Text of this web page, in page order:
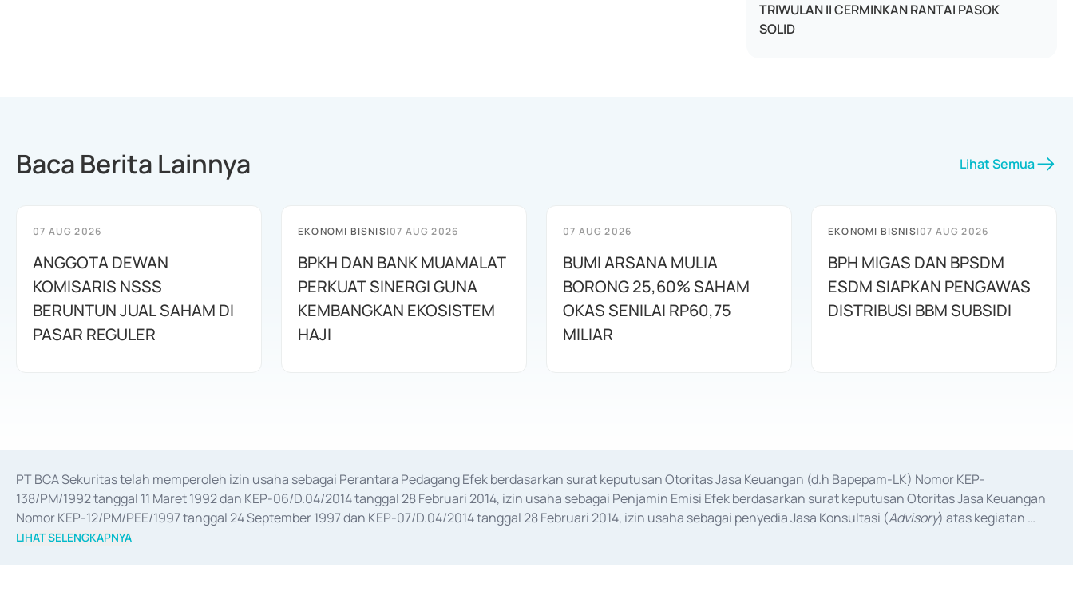
TRIWULAN II CERMINKAN RANTAI PASOK
SOLID
Baca Berita Lainnya Lihat Semua
07 AUG 2026
ANGGOTA DEWAN
KOMISARIS NSSS
BERUNTUN JUAL SAHAM DI
PASAR REGULER
EKONOMI BISNIS|07 AUG 2026
BPKH DAN BANK MUAMALAT
PERKUAT SINERGI GUNA
KEMBANGKAN EKOSISTEM
HAJI
07 AUG 2026
BUMI ARSANA MULIA
BORONG 25,60% SAHAM
OKAS SENILAI RP60,75
MILIAR
EKONOMI BISNIS|07 AUG 2026
BPH MIGAS DAN BPSDM
ESDM SIAPKAN PENGAWAS
DISTRIBUSI BBM SUBSIDI
PT BCA Sekuritas telah memperoleh izin usaha sebagai Perantara Pedagang Efek berdasarkan surat keputusan Otoritas Jasa Keuangan (d.h Bapepam-LK) Nomor KEP-
138/PM/1992 tanggal 11 Maret 1992 dan KEP-06/D.04/2014 tanggal 28 Februari 2014, izin usaha sebagai Penjamin Emisi Efek berdasarkan surat keputusan Otoritas Jasa Keuangan
Nomor KEP-12/PM/PEE/1997 tanggal 24 September 1997 dan KEP-07/D.04/2014 tanggal 28 Februari 2014, izin usaha sebagai penyedia Jasa Konsultasi (Advisory) atas kegiatan
merger, akuisisi, divestasi, dan
LIHAT SELENGKAPNYA